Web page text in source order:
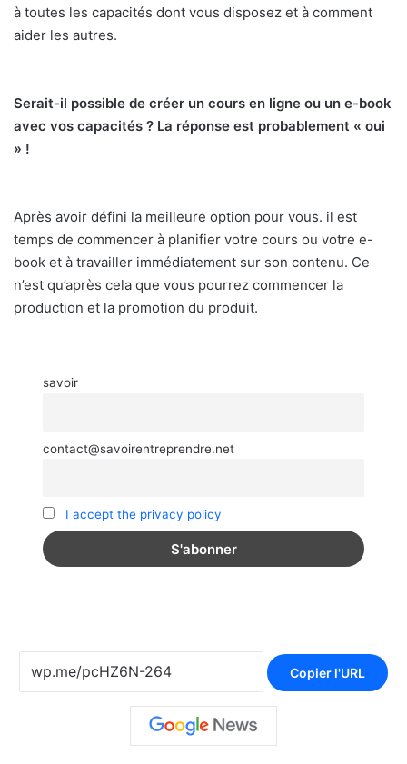
à toutes les capacités dont vous disposez et à comment
aider les autres.
Serait-il possible de créer un cours en ligne ou un e-book
avec vos capacités ? La réponse est probablement « oui
» !
Après avoir défini la meilleure option pour vous. il est
temps de commencer à planifier votre cours ou votre e-
book et à travailler immédiatement sur son contenu. Ce
n’est qu’après cela que vous pourrez commencer la
production et la promotion du produit.
savoir
contact@savoirentreprendre.net
I accept the privacy policy
Copier l'URL